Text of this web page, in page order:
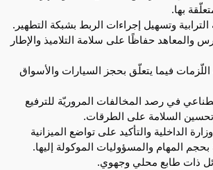
بها.
الترابية وتسهيل إجراءات الربط بشبكة التطهير.
والمعاهد حفاظًا على سلامة التلاميذ والإطار
فيما يتعلّق بحجز السيارات والأسواق
في رصد المخالفات المروريّة للترفيع
السلامة على الطرقات.
الداخلية والتأكيد على تواضع الميزانية
المهام والمسؤوليات الموكولة إليها.
ذات طابع محلي وجهوي.